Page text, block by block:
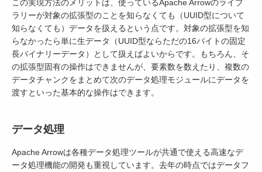
この実現方法のメリットは、使っているApache Arrowのライブ
ラリーが対象の拡張型のことを知らなくても（UUID型について
知らなくても）データを扱えるという点です。対象の拡張型を知
らなかったら単に生データ（UUID型ならただの16バイトの固定
長バイナリーデータ）として扱えばよいからです。もちろん、そ
の拡張型固有の操作はできませんが、要素数を数えたり、複数の
データチャンクをまとめて次のデータ処理モジュールにデータを
渡すといった基本的な操作はできます。
データ処理
Apache Arrowは各種データ処理ツールが共通で使える高速なデ
ータ処理機能の開発も重視しています。去年の時点ではデータフ